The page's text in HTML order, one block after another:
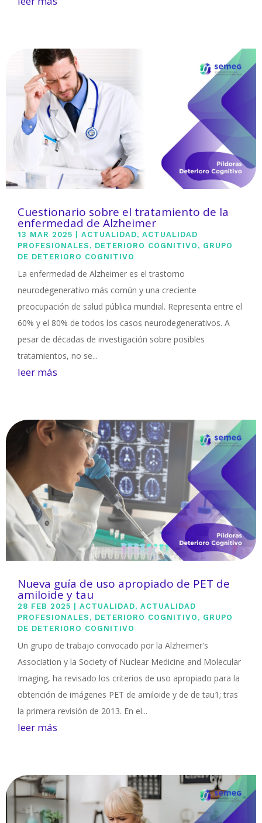
Cuestionario sobre el tratamiento de la
enfermedad de Alzheimer
13 MAR 2025 |ACTUALIDAD,ACTUALIDAD
PROFESIONALES , DETERIORO COGNITIVO , GRUPO
DE DETERIORO COGNITIVO
La enfermedad de Alzheimer es el trastorno
neurodegenerativo más común y una creciente
preocupación de salud pública mundial. Representa entre el
60% y el 80% de todos los casos neurodegenerativos. A
pesar de décadas de investigación sobre posibles
tratamientos, no se...
leer más
Nueva guía de uso apropiado de PET de
amiloide y tau
28 FEB 2025 |ACTUALIDAD,ACTUALIDAD
PROFESIONALES , DETERIORO COGNITIVO , GRUPO
DE DETERIORO COGNITIVO
Un grupo de trabajo convocado por la Alzheimer's
Association y la Society of Nuclear Medicine and Molecular
Imaging, ha revisado los criterios de uso apropiado para la
obtención de imágenes PET de amiloide y de de tau1; tras
la primera revisión de 2013. En el...
leer más